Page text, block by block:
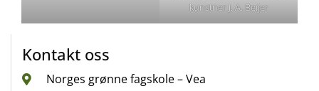
kunstner J. A. Beijer
Kontakt oss
Norges grønne fagskole – Vea